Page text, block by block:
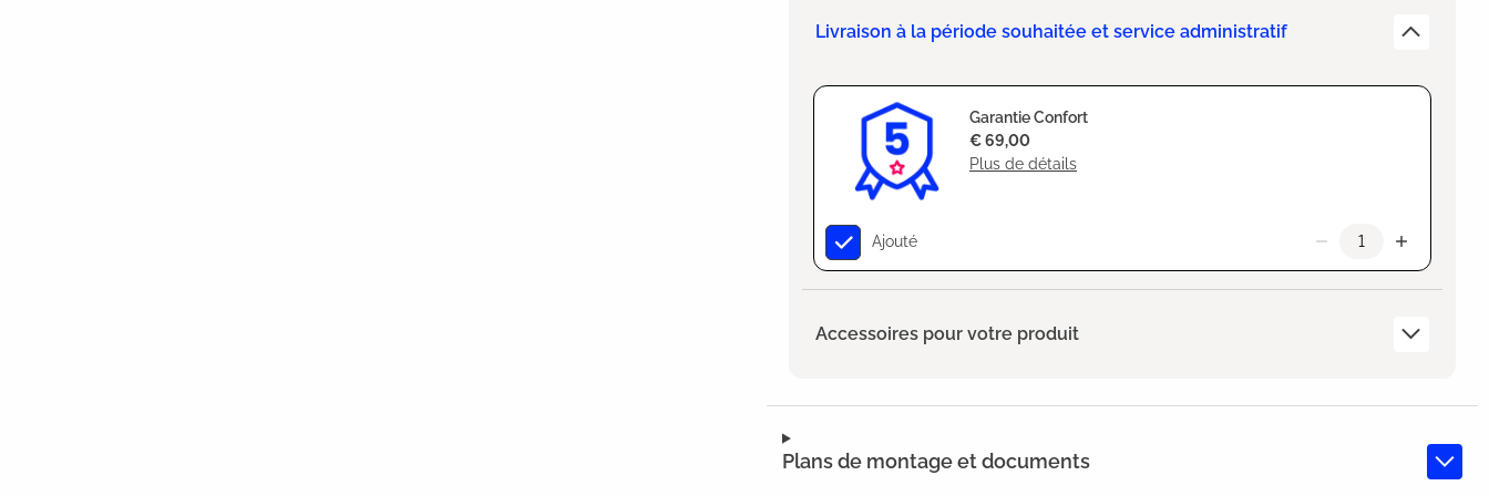
Livraison à la période souhaitée et service administratif
Garantie Confort
Plus de détails
€ 69,00
Ajouté
Accessoires pour votre produit
Plans de montage et documents